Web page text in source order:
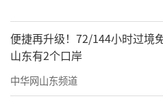
感支付”服务，让出行
理更智能、更高效。
便捷再升级！72/144小时过境
山东有2个口岸
中华网山东频道